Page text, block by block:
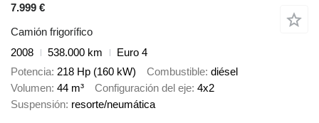
7.999 €
Camión frigorífico
2008
538.000 km
Euro 4
Potencia 218 Hp (160 kW) Combustible diésel
Volumen 44 m³ Configuración del eje 4x2
Suspensión resorte/neumática